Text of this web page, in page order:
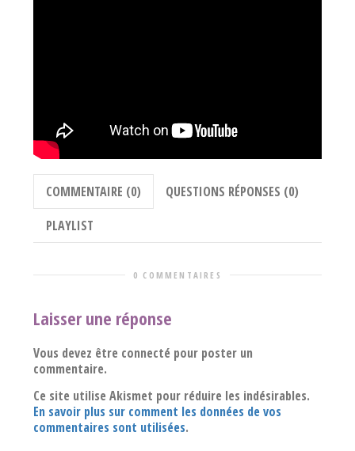
COMMENTAIRE (0)
QUESTIONS RÉPONSES (0)
PLAYLIST
0 COMMENTAIRES
Laisser une réponse
Vous devez être connecté pour poster un
commentaire.
Ce site utilise Akismet pour réduire les indésirables.
En savoir plus sur comment les données de vos
commentaires sont utilisées.